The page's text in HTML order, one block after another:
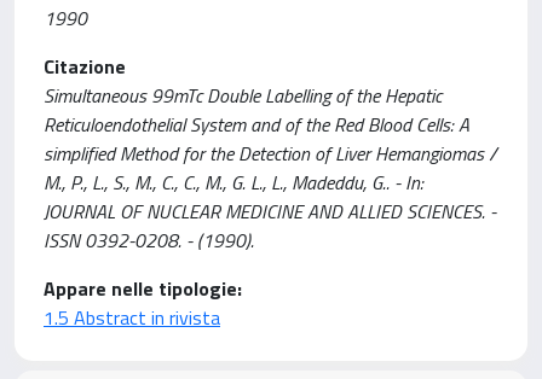
1990
Citazione
Simultaneous 99mTc Double Labelling of the Hepatic
Reticuloendothelial System and of the Red Blood Cells: A
simplified Method for the Detection of Liver Hemangiomas /
M., P., L., S., M., C., C., M., G. L., L., Madeddu, G.. - In:
JOURNAL OF NUCLEAR MEDICINE AND ALLIED SCIENCES. -
ISSN 0392-0208. - (1990).
Appare nelle tipologie:
1.5 Abstract in rivista